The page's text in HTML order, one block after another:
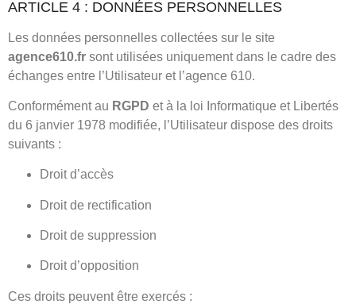
ARTICLE 4 : DONNÉES PERSONNELLES
Les données personnelles collectées sur le site
agence610.fr sont utilisées uniquement dans le cadre des
échanges entre l’Utilisateur et l’agence 610.
Conformément au RGPD et à la loi Informatique et Libertés
du 6 janvier 1978 modifiée, l’Utilisateur dispose des droits
suivants :
Droit d’accès
Droit de rectification
Droit de suppression
Droit d’opposition
Ces droits peuvent être exercés :